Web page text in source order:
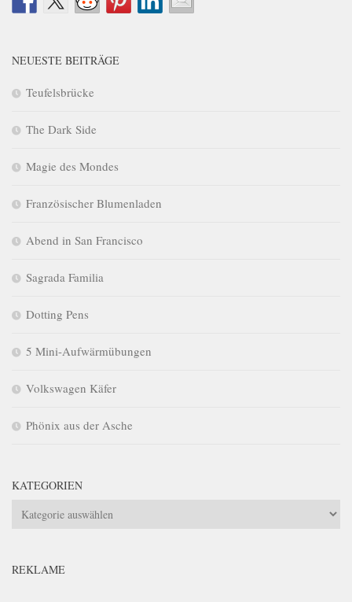
NEUESTE BEITRÄGE
Teufelsbrücke
The Dark Side
Magie des Mondes
Französischer Blumenladen
Abend in San Francisco
Sagrada Familia
Dotting Pens
5 Mini-Aufwärmübungen
Volkswagen Käfer
Phönix aus der Asche
KATEGORIEN
Kategorien
REKLAME